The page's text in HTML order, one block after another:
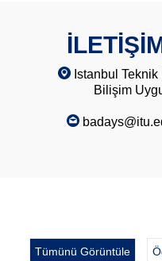
Istanbul Teknik
Bilişim
Tümünü Görüntüle